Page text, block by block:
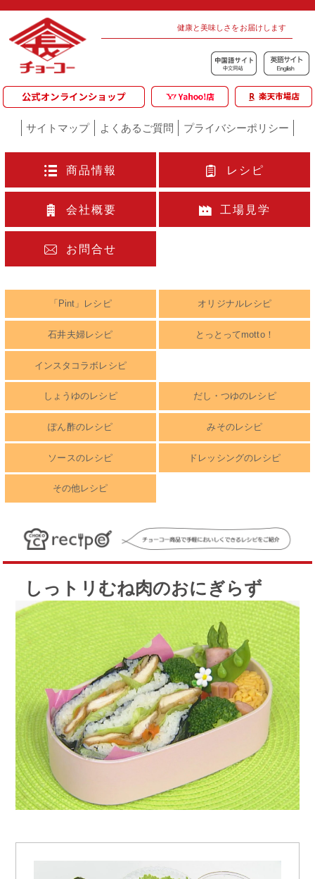
健康と美味しさをお届けします
サイトマップ よくあるご質問 プライバシーポリシー
商品情報 レシピ
会社概要 工場見学
お問合せ
「Pint」レシピ オリジナルレシピ
石井夫婦レシピ とっとってmotto！
インスタコラボレシピ
しょうゆのレシピ だし・つゆのレシピ
ぽん酢のレシピ みそのレシピ
ソースのレシピ ドレッシングのレシピ
その他レシピ
しっトリむね肉のおにぎらず